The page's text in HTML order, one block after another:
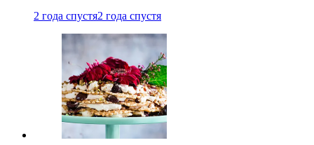
2 года спустя2 года спустя